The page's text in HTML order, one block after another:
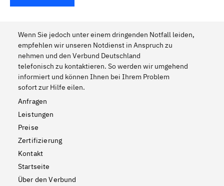
Wenn Sie jedoch unter einem dringenden Notfall leiden,
empfehlen wir unseren Notdienst in Anspruch zu
nehmen und den Verbund Deutschland
telefonisch zu kontaktieren. So werden wir umgehend
informiert und können Ihnen bei Ihrem Problem
sofort zur Hilfe eilen.
Anfragen
Leistungen
Preise
Zertifizierung
Kontakt
Startseite
Über den Verbund